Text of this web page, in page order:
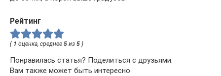
Рейтинг
( 1 оценка, среднее 5 из 5 )
Понравилась статья? Поделиться с друзьями:
Вам также может быть интересно